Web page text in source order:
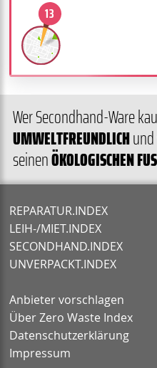
13
Wer Secondhand-Ware
UMWELT­FREUND­LICH
seinenÖKO­LOGISCHEN
REPARATUR.INDEX
LEIH-/MIET.INDEX
SECONDHAND.INDEX
UNVERPACKT.INDEX
Anbieter vorschlagen
Über Zero Waste Index
Datenschutzerklärung
Impressum